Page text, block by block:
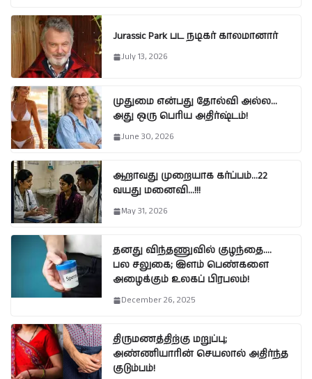
Jurassic Park பட நடிகர் காலமானார்
July 13, 2026
முதுமை என்பது தோல்வி அல்ல…
அது ஒரு பெரிய அதிர்ஷ்டம்!
June 30, 2026
ஆறாவது முறையாக கர்ப்பம்…22
வயது மனைவி…!!!
May 31, 2026
தனது விந்தணுவில் குழந்தை….
பல சலுகை; இளம் பெண்களை
அழைக்கும் உலகப் பிரபலம்!
December 26, 2025
திருமணத்திற்கு மறுப்பு;
அண்ணியாரின் செயலால் அதிர்ந்த
குடும்பம்!